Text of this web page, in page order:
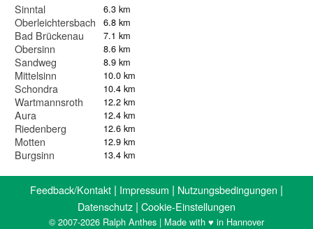
Sinntal 6.3 km
Oberleichtersbach 6.8 km
Bad Brückenau 7.1 km
Obersinn 8.6 km
Sandweg 8.9 km
Mittelsinn 10.0 km
Schondra 10.4 km
Wartmannsroth 12.2 km
Aura 12.4 km
Riedenberg 12.6 km
Motten 12.9 km
Burgsinn 13.4 km
Feedback/Kontakt | Impressum | Nutzungsbedingungen |
Datenschutz | Cookie-Einstellungen
© 2007-2026 Ralph Anthes | Made with ♥ in Hannover